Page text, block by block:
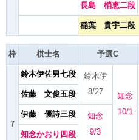
長島 梢恵二段
稲葉 貴宇二段
枠 棋士名 予選C
7
鈴木伊佐男七段
鈴木伊
8/27
知念
10/1
佐藤 文俊五段
伊藤 優詩三段
知念
9/3
知念かおり四段